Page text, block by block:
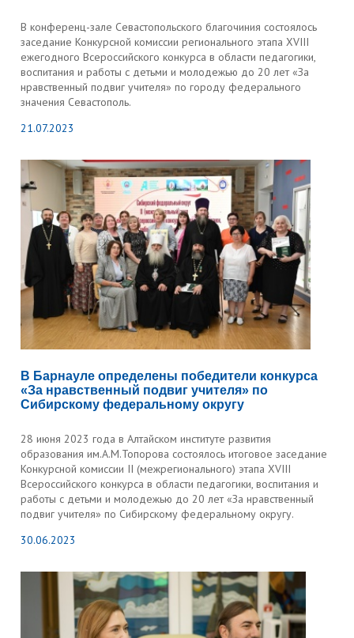
В конференц-зале Севастопольского благочиния состоялось
заседание Конкурсной комиссии регионального этапа XVIII
ежегодного Всероссийского конкурса в области педагогики,
воспитания и работы с детьми и молодежью до 20 лет «За
нравственный подвиг учителя» по городу федерального
значения Севастополь.
21.07.2023
В Барнауле определены победители конкурса
«За нравственный подвиг учителя» по
Сибирскому федеральному округу
28 июня 2023 года в Алтайском институте развития
образования им.А.М.Топорова состоялось итоговое заседание
Конкурсной комиссии II (межрегионального) этапа XVIII
Всероссийского конкурса в области педагогики, воспитания и
работы с детьми и молодежью до 20 лет «За нравственный
подвиг учителя» по Сибирскому федеральному округу.
30.06.2023